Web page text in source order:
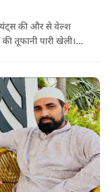
की और से वेल्श
तूफानी पारी खेली।